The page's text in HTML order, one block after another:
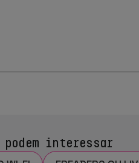
interessar